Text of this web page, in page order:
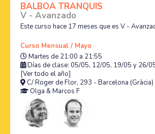
BALBOA TRANQUIS
V - Avanzado
Este curso hace 17 meses que es V -
Curso Mensual / Mayo
Martes de 21:00 a 21:55
Días de clase: 05/05, 12/05, 19/05 y 26/
[Ver todo el año]
C/ Roger de Flor, 293 - Barcelona (Gràcia)
Olga & Marcos F